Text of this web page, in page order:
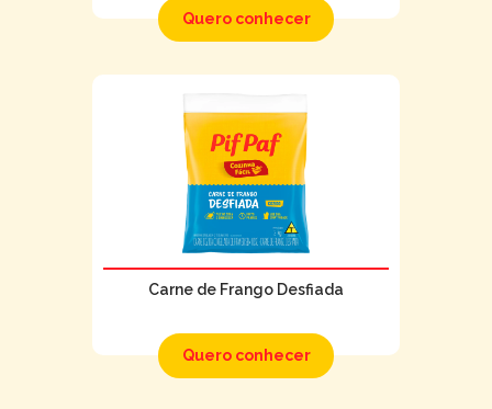
Quero conhecer
Carne de Frango Desfiada
Quero conhecer